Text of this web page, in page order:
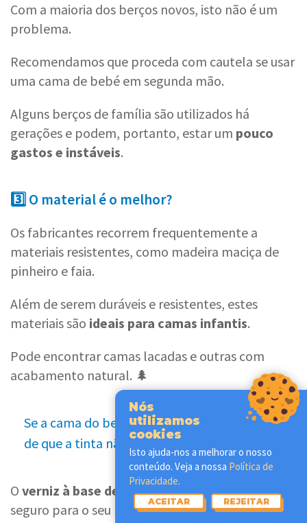
Com a maioria dos berços novos, isto não é um
problema.
Recomendamos que proceda com cautela se usar
uma cama de bebé em segunda mão.
Alguns berços de família são utilizados há
gerações e podem, portanto, estar um pouco
gastos e instáveis.
3️⃣ O material é o melhor?
Os fabricantes recorrem frequentemente a
materiais resistentes, como madeira maciça de
pinheiro e faia.
Além de serem duráveis e resistentes, estes
materiais são ideais para camas infantis.
Pode encontrar camas lacadas e outras com
acabamento natural. 🌲
Se a cama do bebé for pintada, certifique-se
de que a tinta não é prejudicial à saúde
O verniz à base de águaé o mais comum e
seguro para o seu pequeno. 💧
Nós
utilizamos
cookies
Isto ajuda-nos a melhorar o nosso
conteúdo. Veja a nossa Política de
Privacidade.
ACEITAR REJEITAR